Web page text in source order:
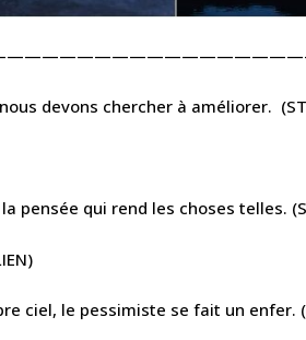
devons chercher à améliorer.
pensée qui rend les choses telles.
ciel, le pessimiste se fait un enfer.